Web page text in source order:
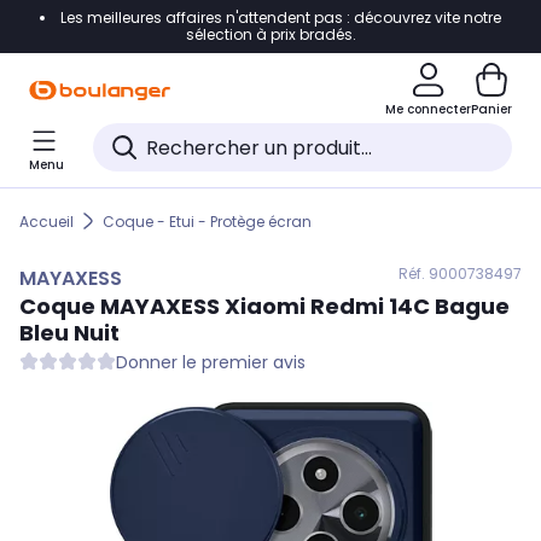
Accéder directement à la navigation
Accéder directement au pied de page
Accéder directement au chatbot
Les meilleures affaires n'attendent pas : découvrez vite notre
sélection à prix bradés.
Me connecterPanier
Menu
Accueil Coque - Etui - Protège écran
MAYAXESS Réf. 9000738497
Coque MAYAXESS Xiaomi Redmi 14C Bague
Bleu Nuit
Donner le premier avis